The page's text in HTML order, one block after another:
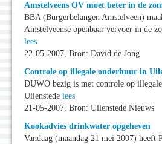
Amstelveens OV moet beter in de
BBA (Burgerbelangen Amstelveen)
Amstelveense openbaar vervoer in de
lees
22-05-2007, Bron: David de Jong
Controle op illegale onderhuur in
DUWO bezig is met controle op
Uilenstede lees
21-05-2007, Bron: Uilenstede Nieuws
Kookadvies drinkwater opgeheven
Vandaag (maandag 21 mei 2007)